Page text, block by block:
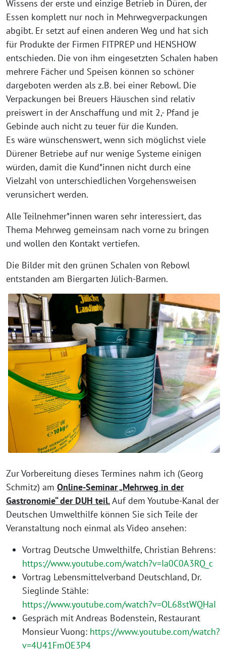
Wissens der erste und einzige Betrieb in Düren, der
Essen komplett nur noch in Mehrwegverpackungen
abgibt. Er setzt auf einen anderen Weg und hat sich
für Produkte der Firmen FITPREP und HENSHOW
entschieden. Die von ihm eingesetzten Schalen haben
mehrere Fächer und Speisen können so schöner
dargeboten werden als z.B. bei einer Rebowl. Die
Verpackungen bei Breuers Häuschen sind relativ
preiswert in der Anschaffung und mit 2,- Pfand je
Gebinde auch nicht zu teuer für die Kunden.
Es wäre wünschenswert, wenn sich möglichst viele
Dürener Betriebe auf nur wenige Systeme einigen
würden, damit die Kund*innen nicht durch eine
Vielzahl von unterschiedlichen Vorgehensweisen
verunsichert werden.
Alle Teilnehmer*innen waren sehr interessiert, das
Thema Mehrweg gemeinsam nach vorne zu bringen
und wollen den Kontakt vertiefen.
Die Bilder mit den grünen Schalen von Rebowl
entstanden am Biergarten Jülich-Barmen.
Zur Vorbereitung dieses Termines nahm ich (Georg
Schmitz) am Online-Seminar „Mehrweg in der
Gastronomie“ der DUH teil.Auf dem Youtube-Kanal der
Deutschen Umwelthilfe können Sie sich Teile der
Veranstaltung noch einmal als Video ansehen:
Vortrag Deutsche Umwelthilfe, Christian Behrens:
https://www.youtube.com/watch?v=Ia0C0A3RQ_c
Vortrag Lebensmittelverband Deutschland, Dr.
Sieglinde Stähle:
https://www.youtube.com/watch?v=OL68stWQHaI
Gespräch mit Andreas Bodenstein, Restaurant
Monsieur Vuong: https://www.youtube.com/watch?
v=4U41FmQE3P4